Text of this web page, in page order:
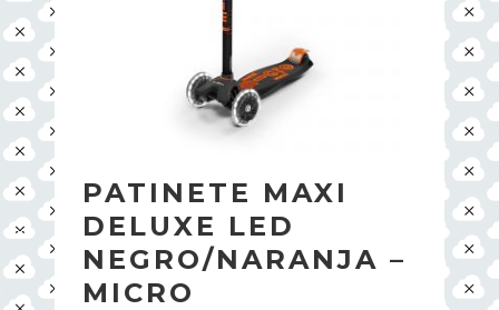
PATINETE MAXI
DELUXE LED
NEGRO/NARANJA –
MICRO